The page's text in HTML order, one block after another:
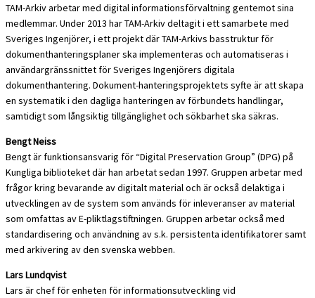
TAM-Arkiv arbetar med digital informationsförvaltning gentemot sina
medlemmar. Under 2013 har TAM-Arkiv deltagit i ett samarbete med
Sveriges Ingenjörer, i ett projekt där TAM-Arkivs basstruktur för
dokumenthanteringsplaner ska implementeras och automatiseras i
användargränssnittet för Sveriges Ingenjörers digitala
dokumenthantering. Dokument-hanteringsprojektets syfte är att skapa
en systematik i den dagliga hanteringen av förbundets handlingar,
samtidigt som långsiktig tillgänglighet och sökbarhet ska säkras.
Bengt Neiss
Bengt är funktionsansvarig för “Digital Preservation Group” (DPG) på
Kungliga biblioteket där han arbetat sedan 1997. Gruppen arbetar med
frågor kring bevarande av digitalt material och är också delaktiga i
utvecklingen av de system som används för inleveranser av material
som omfattas av E-pliktlagstiftningen. Gruppen arbetar också med
standardisering och användning av s.k. persistenta identifikatorer samt
med arkivering av den svenska webben.
Lars Lundqvist
Lars är chef för enheten för informationsutveckling vid